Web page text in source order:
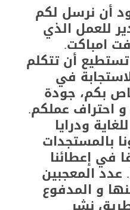
​​أن نرسل لكم
للعمل الذي
امباكت.
أن تتكلم
في
بكم، جودة
احتراف عملكم.
ودرايا
بالمستجدات
في إعطائنا
المعجبين
و المدفوع